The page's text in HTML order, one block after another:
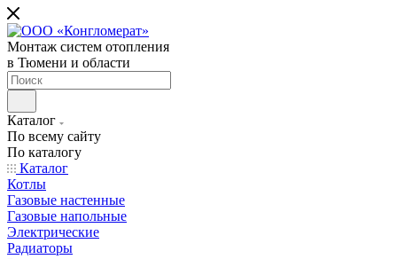
Монтаж систем отопления
в Тюмени и области
Каталог
По всему сайту
По каталогу
Каталог
Котлы
Газовые настенные
Газовые напольные
Электрические
Радиаторы